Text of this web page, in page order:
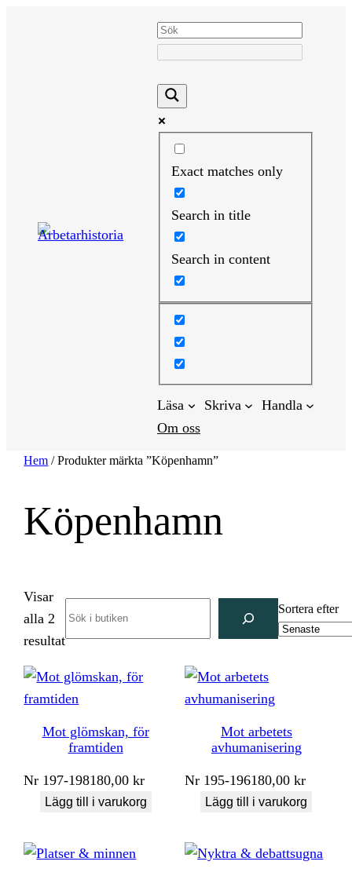
Exact matches only
Search in title
Search in content
Läsa Skriva
Handla
Om oss
Hem / Produkter märkta ”Köpenhamn”
Köpenhamn
Visar
alla 2
resultatSortera
senaste
Sortera efter
Mot glömskan, för
framtiden
Nr 197-198180,00kr
Lägg till i varukorg
Mot arbetets
avhumanisering
Nr 195-196180,00kr
Lägg till i varukorg